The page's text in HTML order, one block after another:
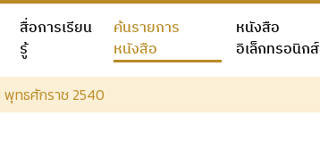
สื่อการเรียน
รู้
ค้นรายการ
หนังสือ
หนังสือ
อิเล็กทรอนิกส์
ทธศักราช 2540